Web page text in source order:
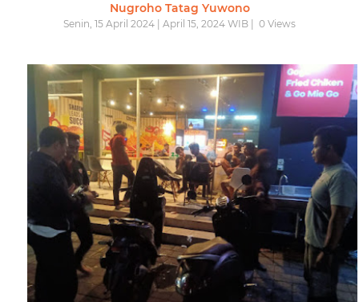
Nugroho Tatag Yuwono
Senin, 15 April 2024 | April 15, 2024 WIB | 0 Views